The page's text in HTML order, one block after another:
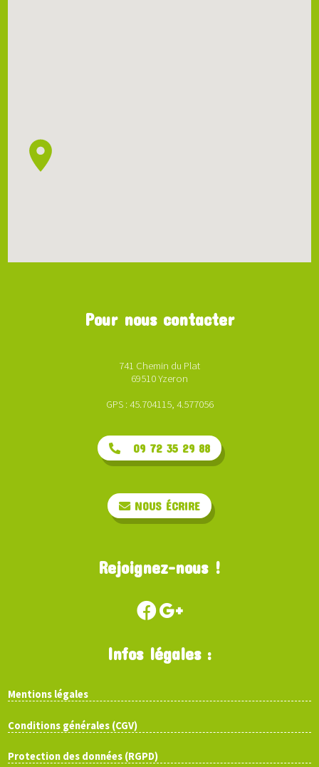
Pour nous contacter
741 Chemin du Plat
69510 Yzeron
GPS : 45.704115, 4.577056
09 72 35 29 88
NOUS ÉCRIRE
Rejoignez-nous !
Infos légales :
Mentions légales
Conditions générales (CGV)
Protection des données (RGPD)